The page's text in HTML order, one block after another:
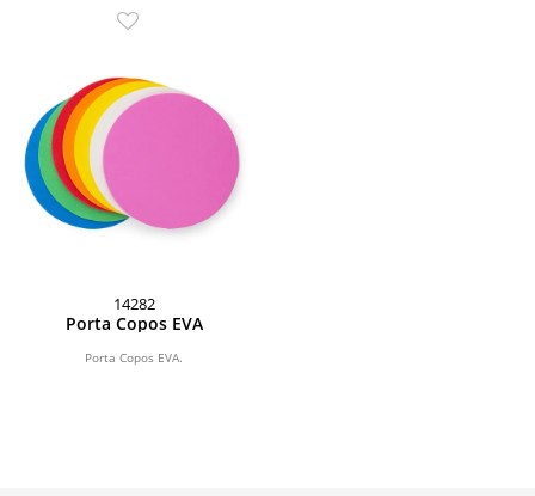
14282
Porta Copos EVA
Porta Copos EVA.